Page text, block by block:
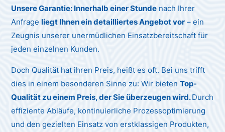
Unsere Garantie: Innerhalb einer Stunde nach Ihrer
Anfrage liegt Ihnen ein detailliertes Angebot vor – ein
Zeugnis unserer unermüdlichen Einsatzbereitschaft für
jeden einzelnen Kunden.
Doch Qualität hat ihren Preis, heißt es oft. Bei uns trifft
dies in einem besonderen Sinne zu: Wir bietenTop-
Qualität zu einem Preis, der Sie überzeugen wird.Durch
effiziente Abläufe, kontinuierliche Prozessoptimierung
und den gezielten Einsatz von erstklassigen Produkten,